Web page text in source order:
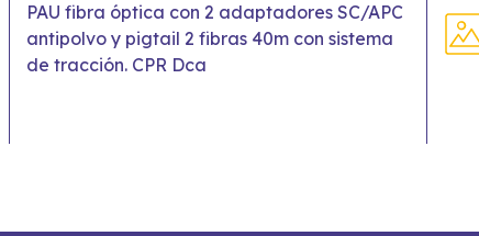
PAU fibra óptica con 2 adaptadores SC/APC
antipolvo y pigtail 2 fibras 40m con sistema
de tracción. CPR Dca